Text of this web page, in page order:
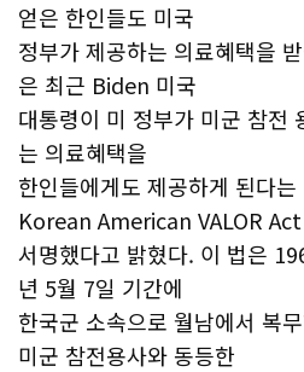
얻은 한인들도 미국
정부가 제공하는 의료혜택을
은 최근 Biden 미국
대통령이 미 정부가 미군 참전
는 의료혜택을
한인들에게도 제공하게 된다는
Korean American VALOR
서명했다고 밝혔다. 이 법은
년 5월 7일 기간에
한국군 소속으로 월남에서 복
미군 참전용사와 동등한